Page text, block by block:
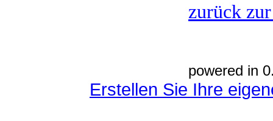
zurück
powered in
Erstellen Sie Ihre